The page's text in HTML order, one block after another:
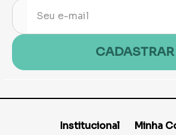
CADASTRAR
Institucional Minha